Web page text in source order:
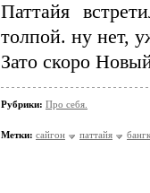
Паттайя
толпой. ну нет,
Зато скоро
Рубрики: Про себя.
Метки: сайгон паттайя